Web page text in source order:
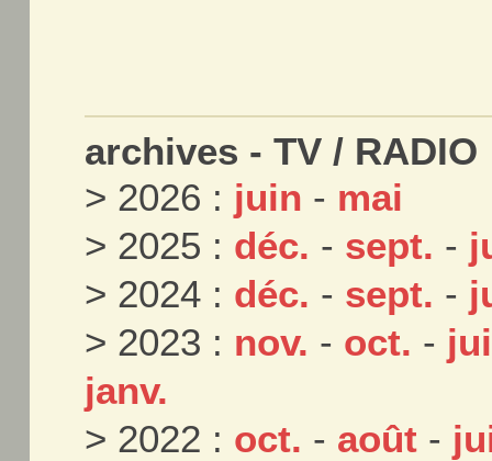
archives - TV / RADIO
> 2026 : juin - mai
> 2025 : déc. - sept. -
> 2024 : déc. - sept. -
> 2023 : nov. - oct. -
janv.
> 2022 : oct. - août -